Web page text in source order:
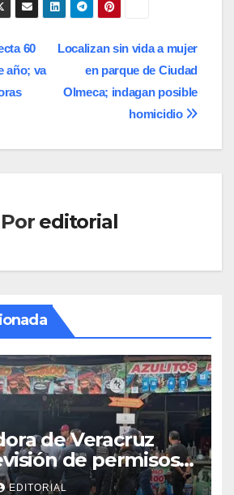
Localizan sin vida a mujer
en parque de Ciudad
Olmeca; indagan posible
homicidio
60
año; va
Por editorial
de Veracruz
de permisos
en Cerro Gordo
EDITORIAL